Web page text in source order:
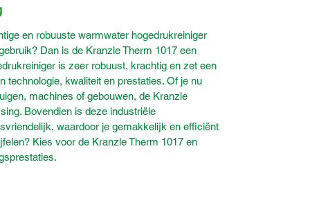
en robuuste warmwater hogedrukreiniger
Dan is de Kranzle Therm 1017 een
is zeer robuust, krachtig en zet een
technologie, kwaliteit en prestaties. Of je nu
machines of gebouwen, de Kranzle
Bovendien is deze industriële
waardoor je gemakkelijk en efficiënt
Kies voor de Kranzle Therm 1017 en